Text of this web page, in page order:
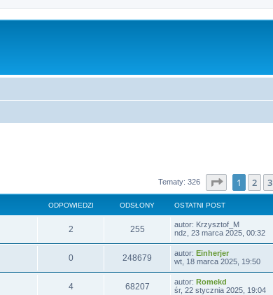
Tematy: 326 Strona1 z7
1 2 3
ODPOWIEDZI ODSŁONY OSTATNI POST
2 255 autor: Krzysztof_M
ndz, 23 marca 2025, 00:32
0 248679 autor: Einherjer
wt, 18 marca 2025, 19:50
4 68207 autor: Romekd
śr, 22 stycznia 2025, 19:04